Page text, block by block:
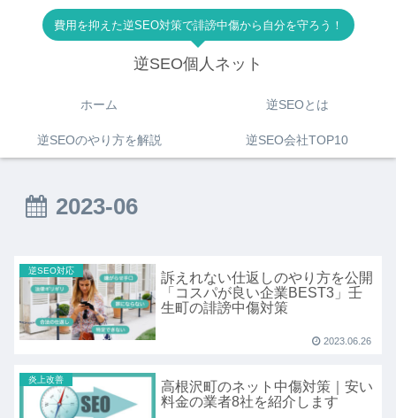
費用を抑えた逆SEO対策で誹謗中傷から自分を守ろう！
逆SEO個人ネット
ホーム 逆SEOとは
逆SEOのやり方を解説 逆SEO会社TOP10
2023-06
逆SEO対応
訴えれない仕返しのやり方を公開
「コスパが良い企業BEST3」壬
生町の誹謗中傷対策
2023.06.26
炎上改善
高根沢町のネット中傷対策｜安い
料金の業者8社を紹介します